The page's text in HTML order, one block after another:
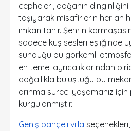
cepheleri, doğanın
taşıyarak misafirlerin her an
imkan tanır. Şehrin
sadece kuş sesleri eşliğinde
sunduğu bu görkemli
en temel ayrıcalıklarından
doğallıkla buluştuğu bu
arınma süreci yaşamanız
kurgulanmıştır.
Geniş bahçeli villa